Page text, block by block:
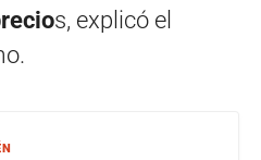
s, explicó el